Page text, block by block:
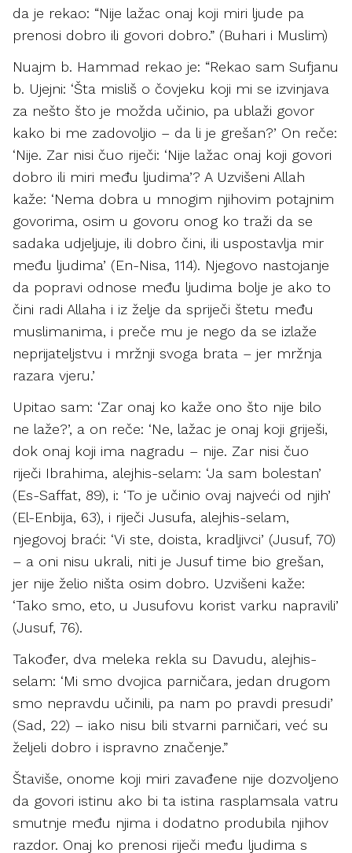
da je rekao: “Nije lažac onaj koji miri ljude pa
prenosi dobro ili govori dobro.” (Buhari i Muslim)
Nuajm b. Hammad rekao je: “Rekao sam Sufjanu
b. Ujejni: ‘Šta misliš o čovjeku koji mi se izvinjava
za nešto što je možda učinio, pa ublaži govor
kako bi me zadovoljio – da li je grešan?’ On reče:
‘Nije. Zar nisi čuo riječi: ‘Nije lažac onaj koji govori
dobro ili miri među ljudima’? A Uzvišeni Allah
kaže: ‘Nema dobra u mnogim njihovim potajnim
govorima, osim u govoru onog ko traži da se
sadaka udjeljuje, ili dobro čini, ili uspostavlja mir
među ljudima’ (En-Nisa, 114). Njegovo nastojanje
da popravi odnose među ljudima bolje je ako to
čini radi Allaha i iz želje da spriječi štetu među
muslimanima, i preče mu je nego da se izlaže
neprijateljstvu i mržnji svoga brata – jer mržnja
razara vjeru.’
Upitao sam: ‘Zar onaj ko kaže ono što nije bilo
ne laže?’, a on reče: ‘Ne, lažac je onaj koji griješi,
dok onaj koji ima nagradu – nije. Zar nisi čuo
riječi Ibrahima, alejhis-selam: ‘Ja sam bolestan’
(Es-Saffat, 89), i: ‘To je učinio ovaj najveći od njih’
(El-Enbija, 63), i riječi Jusufa, alejhis-selam,
njegovoj braći: ‘Vi ste, doista, kradljivci’ (Jusuf, 70)
– a oni nisu ukrali, niti je Jusuf time bio grešan,
jer nije želio ništa osim dobro. Uzvišeni kaže:
‘Tako smo, eto, u Jusufovu korist varku napravili’
(Jusuf, 76).
Također, dva meleka rekla su Davudu, alejhis-
selam: ‘Mi smo dvojica parničara, jedan drugom
smo nepravdu učinili, pa nam po pravdi presudi’
(Sad, 22) – iako nisu bili stvarni parničari, već su
željeli dobro i ispravno značenje.”
Štaviše, onome koji miri zavađene nije dozvoljeno
da govori istinu ako bi ta istina rasplamsala vatru
smutnje među njima i dodatno produbila njihov
razdor. Onaj ko prenosi riječi među ljudima s